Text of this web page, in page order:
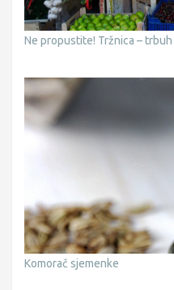
Ne propustite! Tržnica – trbuh
Komorač sjemenke